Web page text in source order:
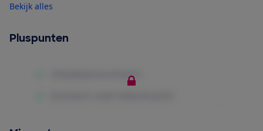
Bekijk alles
Pluspunten